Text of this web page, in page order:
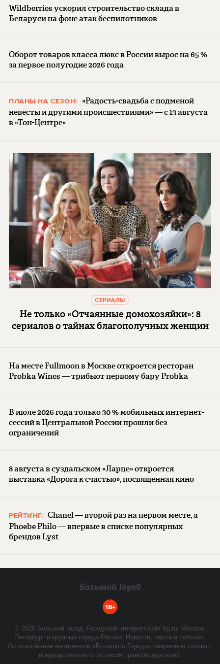
Wildberries ускорил строительство склада в
Беларуси на фоне атак беспилотников
Оборот товаров класса люкс в России вырос на 65 %
за первое полугодие 2026 года
ПЛАНЫ НА СЕЗОН:
«Радость-свадьба с подменой
невесты и другими происшествиями» — с 13 августа
в «Тон-Центре»
СЕРИАЛЫ
Не только «Отчаянные домохозяйки»: 8
сериалов о тайнах благополучных женщин
На месте Fullmoon в Москве откроется ресторан
Probka Wines — трибьют первому бару Probka
В июле 2026 года только 30 % мобильных интернет-
сессий в Центральной России прошли без
ограничений
8 августа в суздальском «Ларце» откроется
выставка «Дорога к счастью», посвященная кино
РЕЙТИНГ: Chanel — второй раз на первом месте, а
Phoebe Philo — впервые в списке популярных
брендов Lyst
18+
© 2026 Большой город. Городской интернет-сайт bg.ru. Москва,
Петербург и крупные города России. Новости, места и события.
Использование материалов «Большого Города» разрешено только с
предварительного согласия правообладателей.